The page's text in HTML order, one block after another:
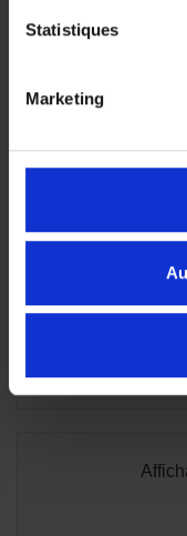
Statistiques
Marketing
65,90 €